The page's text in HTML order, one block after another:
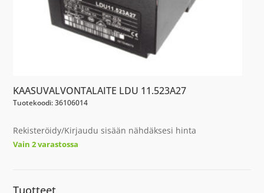
KAASUVALVONTALAITE LDU 11.523A27
Tuotekoodi: 36106014
Rekisteröidy/Kirjaudu sisään nähdäksesi hinta
Vain 2 varastossa
Tuotteet